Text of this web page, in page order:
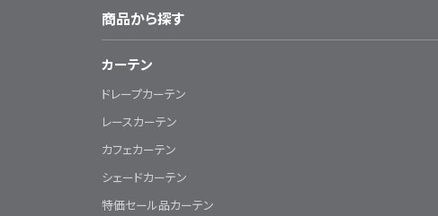
商品から探す
カーテン
ドレープカーテン
レースカーテン
カフェカーテン
シェードカーテン
特価セール品カーテン